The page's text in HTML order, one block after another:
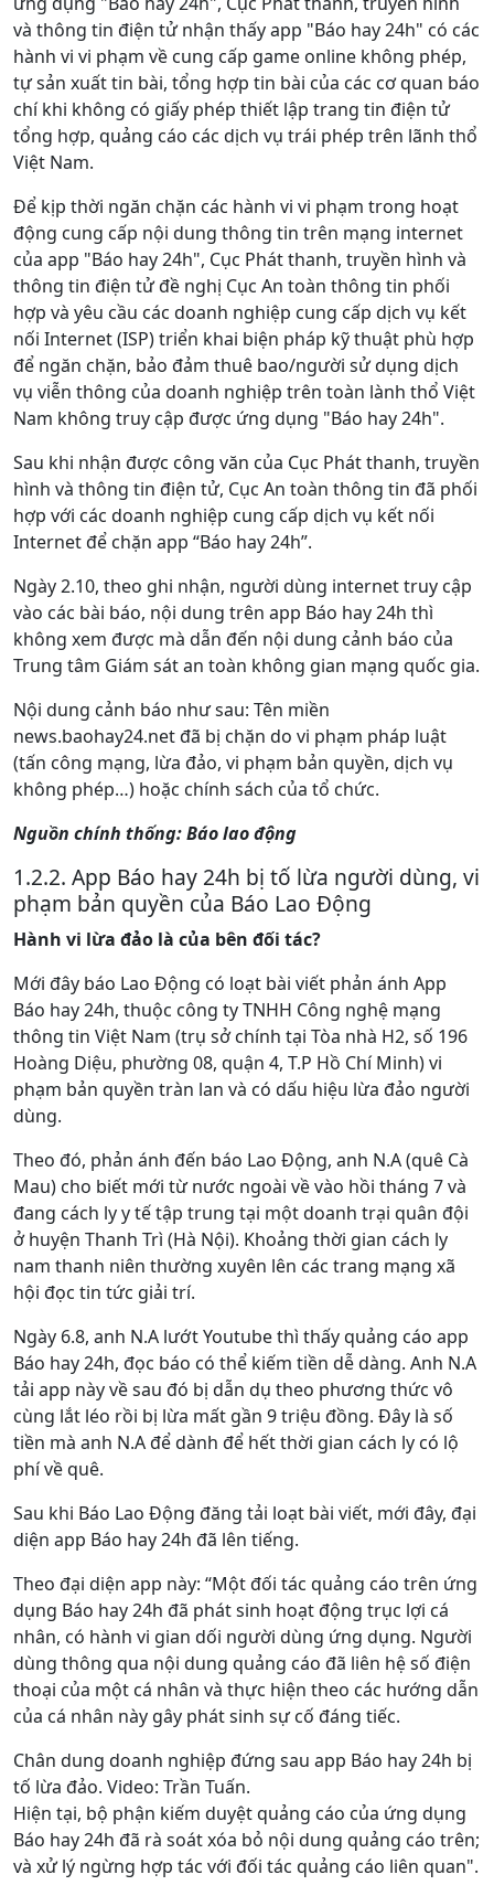
và thông tin điện tử nhận thấy app "Báo hay 24h" có các
hành vi vi phạm về cung cấp game online không phép,
tự sản xuất tin bài, tổng hợp tin bài của các cơ quan báo
chí khi không có giấy phép thiết lập trang tin điện tử
tổng hợp, quảng cáo các dịch vụ trái phép trên lãnh thổ
Việt Nam.
Để kịp thời ngăn chặn các hành vi vi phạm trong hoạt
động cung cấp nội dung thông tin trên mạng internet
của app "Báo hay 24h", Cục Phát thanh, truyền hình và
thông tin điện tử đề nghị Cục An toàn thông tin phối
hợp và yêu cầu các doanh nghiệp cung cấp dịch vụ kết
nối Internet (ISP) triển khai biện pháp kỹ thuật phù hợp
để ngăn chặn, bảo đảm thuê bao/người sử dụng dịch
vụ viễn thông của doanh nghiệp trên toàn lành thổ Việt
Nam không truy cập được ứng dụng "Báo hay 24h".
Sau khi nhận được công văn của Cục Phát thanh, truyền
hình và thông tin điện tử, Cục An toàn thông tin đã phối
hợp với các doanh nghiệp cung cấp dịch vụ kết nối
Internet để chặn app “Báo hay 24h”.
Ngày 2.10, theo ghi nhận, người dùng internet truy cập
vào các bài báo, nội dung trên app Báo hay 24h thì
không xem được mà dẫn đến nội dung cảnh báo của
Trung tâm Giám sát an toàn không gian mạng quốc gia.
Nội dung cảnh báo như sau: Tên miền
news.baohay24.net đã bị chặn do vi phạm pháp luật
(tấn công mạng, lừa đảo, vi phạm bản quyền, dịch vụ
không phép…) hoặc chính sách của tổ chức.
Nguồn chính thống: Báo lao động
1.2.2. App Báo hay 24h bị tố lừa người dùng, vi
phạm bản quyền của Báo Lao Động
Hành vi lừa đảo là của bên đối tác?
Mới đây báo Lao Động có loạt bài viết phản ánh App
Báo hay 24h, thuộc công ty TNHH Công nghệ mạng
thông tin Việt Nam (trụ sở chính tại Tòa nhà H2, số 196
Hoàng Diệu, phường 08, quận 4, T.P Hồ Chí Minh) vi
phạm bản quyền tràn lan và có dấu hiệu lừa đảo người
dùng.
Theo đó, phản ánh đến báo Lao Động, anh N.A (quê Cà
Mau) cho biết mới từ nước ngoài về vào hồi tháng 7 và
đang cách ly y tế tập trung tại một doanh trại quân đội
ở huyện Thanh Trì (Hà Nội). Khoảng thời gian cách ly
nam thanh niên thường xuyên lên các trang mạng xã
hội đọc tin tức giải trí.
Ngày 6.8, anh N.A lướt Youtube thì thấy quảng cáo app
Báo hay 24h, đọc báo có thể kiếm tiền dễ dàng. Anh N.A
tải app này về sau đó bị dẫn dụ theo phương thức vô
cùng lắt léo rồi bị lừa mất gần 9 triệu đồng. Đây là số
tiền mà anh N.A để dành để hết thời gian cách ly có lộ
phí về quê.
Sau khi Báo Lao Động đăng tải loạt bài viết, mới đây, đại
diện app Báo hay 24h đã lên tiếng.
Theo đại diện app này: “Một đối tác quảng cáo trên ứng
dụng Báo hay 24h đã phát sinh hoạt động trục lợi cá
nhân, có hành vi gian dối người dùng ứng dụng. Người
dùng thông qua nội dung quảng cáo đã liên hệ số điện
thoại của một cá nhân và thực hiện theo các hướng dẫn
của cá nhân này gây phát sinh sự cố đáng tiếc.
Chân dung doanh nghiệp đứng sau app Báo hay 24h bị
tố lừa đảo. Video: Trần Tuấn.
Hiện tại, bộ phận kiếm duyệt quảng cáo của ứng dụng
Báo hay 24h đã rà soát xóa bỏ nội dung quảng cáo trên;
và xử lý ngừng hợp tác với đối tác quảng cáo liên quan".